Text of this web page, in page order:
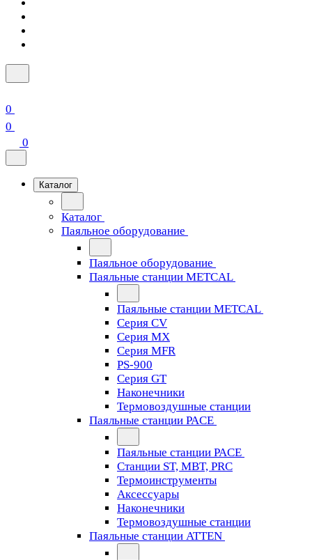
0
0
0
Каталог
Каталог
Паяльное оборудование
Паяльное оборудование
Паяльные станции METCAL
Паяльные станции METCAL
Серия CV
Серия MX
Серия MFR
PS-900
Серия GT
Наконечники
Термовоздушные станции
Паяльные станции PACE
Паяльные станции PACE
Станции ST, MBT, PRC
Термоинструменты
Аксессуары
Наконечники
Термовоздушные станции
Паяльные станции ATTEN